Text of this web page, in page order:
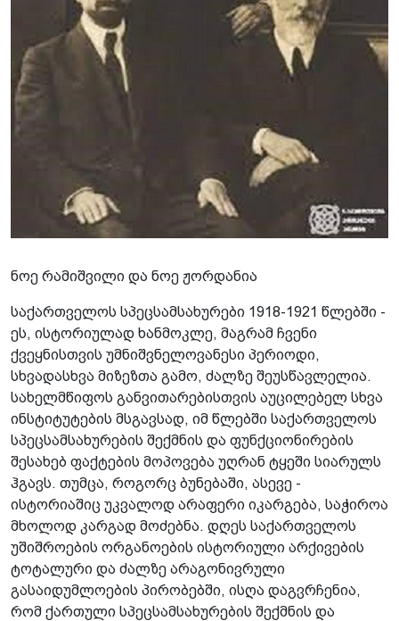
ნოე რამიშვილი და ნოე ჟორდანია
საქართველოს სპეცსამსახურები 1918-1921 წლებში -
ეს, ისტორიულად ხანმოკლე, მაგრამ ჩვენი
ქვეყნისთვის უმნიშვნელოვანესი პერიოდი,
სხვადასხვა მიზეზთა გამო, ძალზე შეუსწავლელია.
სახელმწიფოს განვითარებისთვის აუცილებელ სხვა
ინსტიტუტების მსგავსად, იმ წლებში საქართველოს
სპეცსამსახურების შექმნის და ფუნქციონირების
შესახებ ფაქტების მოპოვება უღრან ტყეში სიარულს
ჰგავს. თუმცა, როგორც ბუნებაში, ასევე -
ისტორიაშიც უკვალოდ არაფერი იკარგება, საჭიროა
მხოლოდ კარგად მოძებნა. დღეს საქართველოს
უშიშროების ორგანოების ისტორიული არქივების
ტოტალური და ძალზე არაგონივრული
გასაიდუმლოების პირობებში, ისღა დაგვრჩენია,
რომ ქართული სპეცსამსახურების შექმნის და